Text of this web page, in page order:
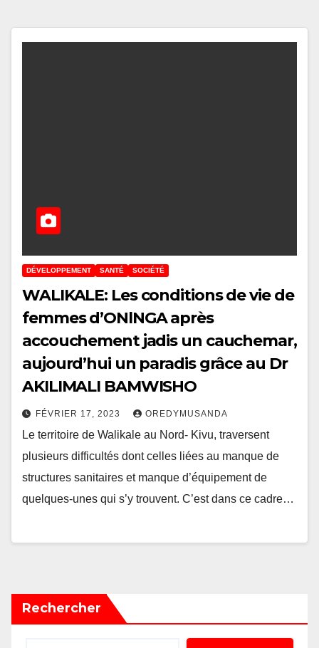
DÉVELOPPEMENT SANTÉ SOCIÉTÉ
WALIKALE: Les conditions de vie de
femmes d’ONlNGA après
accouchement jadis un cauchemar,
aujourd’hui un paradis grâce au Dr
AKILIMALI BAMWISHO
FÉVRIER 17, 2023 OREDYMUSANDA
Le territoire de Walikale au Nord- Kivu, traversent
plusieurs difficultés dont celles liées au manque de
structures sanitaires et manque d’équipement de
quelques-unes qui s’y trouvent. C’est dans ce cadre…
Rechercher